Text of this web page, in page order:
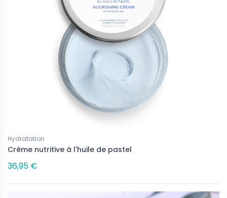
Hydratation
Crème nutritive à l'huile de pastel
36,95 €